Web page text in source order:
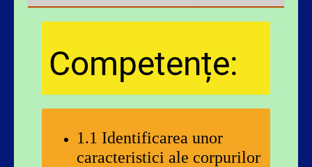
Competențe:
1.1 Identificarea unor
caracteristici ale corpurilor